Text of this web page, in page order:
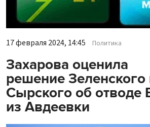
17 февраля 2024, 14:45 Политика
Захарова оценила
решение Зеленского
Сырского об отводе
из Авдеевки